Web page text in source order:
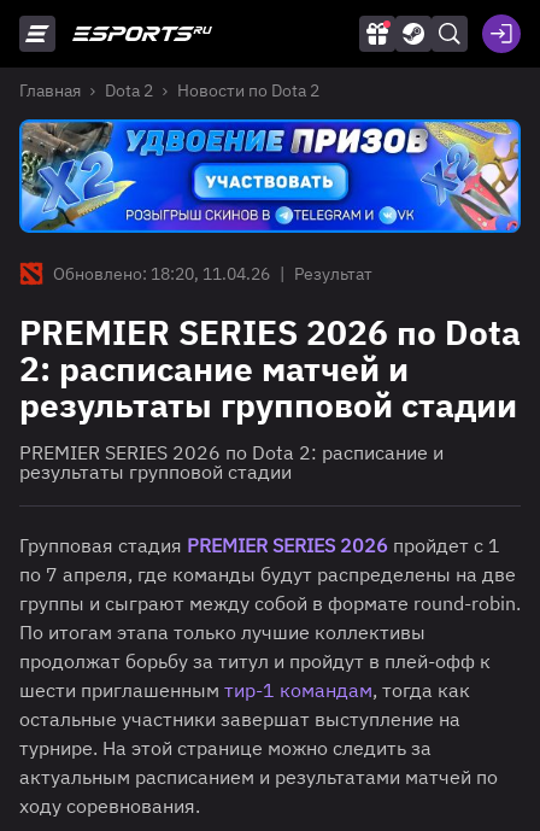
Главная Dota 2 Новости по Dota 2
Обновлено: 18:20, 11.04.26 | Результат
PREMIER SERIES 2026 по Dota
2: расписание матчей и
результаты групповой стадии
PREMIER SERIES 2026 по Dota 2: расписание и
результаты групповой стадии
Групповая стадия PREMIER SERIES 2026 пройдет с 1
по 7 апреля, где команды будут распределены на две
группы и сыграют между собой в формате round-robin.
По итогам этапа только лучшие коллективы
продолжат борьбу за титул и пройдут в плей-офф к
шести приглашенным тир-1 командам, тогда как
остальные участники завершат выступление на
турнире. На этой странице можно следить за
актуальным расписанием и результатами матчей по
ходу соревнования.